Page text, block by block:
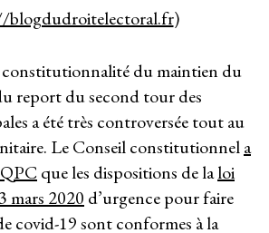
)
constitutionnalité du maintien du
report du second tour des
a été très controversée tout au
Le Conseil constitutionnela
que les dispositions de laloi
mars 2020 d’urgence pour faire
covid-19 sont conformes à la